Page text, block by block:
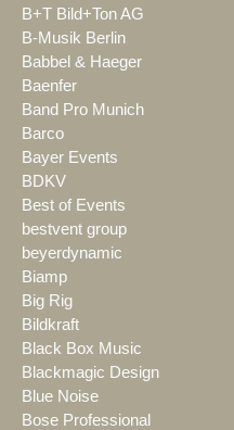
B+T Bild+Ton AG
B-Musik Berlin
Babbel & Haeger
Baenfer
Band Pro Munich
Barco
Bayer Events
BDKV
Best of Events
bestvent group
beyerdynamic
Biamp
Big Rig
Bildkraft
Black Box Music
Blackmagic Design
Blue Noise
Bose Professional